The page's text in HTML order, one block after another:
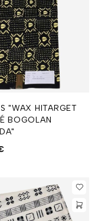
"WAX HITARGET
BOGOLAN